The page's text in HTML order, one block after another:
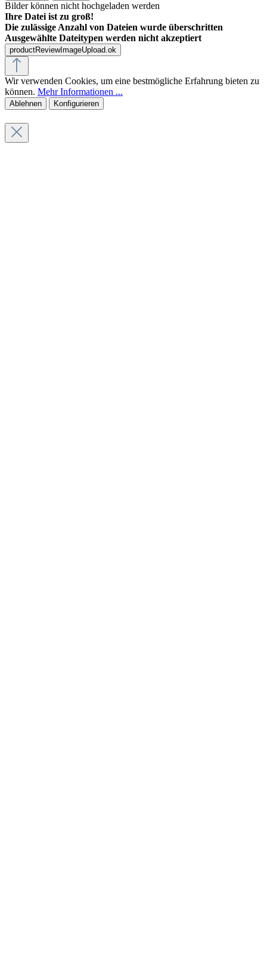
Bilder können nicht hochgeladen werden
Ihre Datei ist zu groß!
Die zulässige Anzahl von Dateien wurde überschritten
Ausgewählte Dateitypen werden nicht akzeptiert
productReviewImageUpload.ok
Wir verwenden Cookies, um eine bestmögliche Erfahrung bieten zu
können. Mehr Informationen ...
Ablehnen Konfigurieren